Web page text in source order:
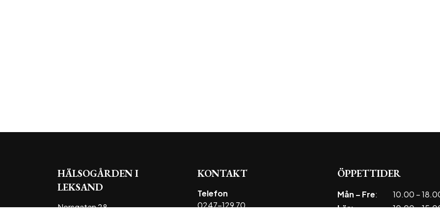
HÄLSOGÅRDEN I
LEKSAND
Norsgatan 28
KONTAKT
Telefon
0247-129 70
ÖPPETTIDER
Mån – Fre:
10.00 –
Lör:
10.00 –